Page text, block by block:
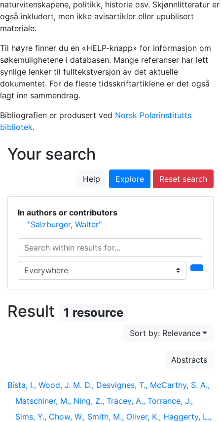
naturvitenskapene, politikk, historie osv. Skjønnlitteratur er
også inkludert, men ikke avisartikler eller upublisert
materiale.
Til høyre finner du en «HELP-knapp» for informasjon om
søkemulighetene i databasen. Mange referanser har lett
synlige lenker til fulltekstversjon av det aktuelle
dokumentet. For de fleste tidsskriftartiklene er det også
lagt inn sammendrag.
Bibliografien er produsert ved Norsk Polarinstitutts
bibliotek.
Your search
Help Explore Reset search
In authors or contributors
"Salzburger, Walter"
Search within results for...
Search in...
Result 1 resource
Sort by: Relevance
Abstracts
Bista, I., Wood, J. M. D., Desvignes, T., McCarthy, S. A.,
Matschiner, M., Ning, Z., Tracey, A., Torrance, J.,
Sims, Y., Chow, W., Smith, M., Oliver, K., Haggerty, L.,